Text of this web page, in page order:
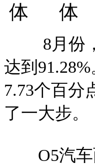
8月份
达到
7.73个百分
了一大步。
O5汽车